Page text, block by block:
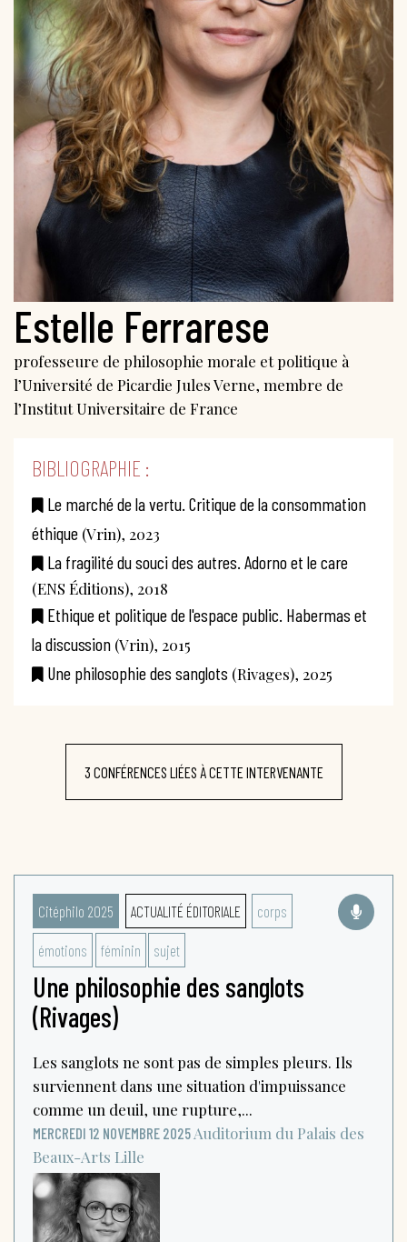
Estelle Ferrarese
professeure de philosophie morale et politique à
l’Université de Picardie Jules Verne, membre de
l’Institut Universitaire de France
BIBLIOGRAPHIE :
Le marché de la vertu. Critique de la consommation
éthique (Vrin), 2023
La fragilité du souci des autres. Adorno et le care
(ENS Éditions), 2018
Ethique et politique de l'espace public. Habermas et
la discussion (Vrin), 2015
Une philosophie des sanglots (Rivages), 2025
3 CONFÉRENCES LIÉES À CETTE INTERVENANTE
Citéphilo 2025 ACTUALITÉ ÉDITORIALE corps
émotions féminin sujet
Une philosophie des sanglots
(Rivages)
Les sanglots ne sont pas de simples pleurs. Ils
surviennent dans une situation d'impuissance
comme un deuil, une rupture,...
MERCREDI 12 NOVEMBRE 2025 Auditorium du Palais des
Beaux-Arts Lille